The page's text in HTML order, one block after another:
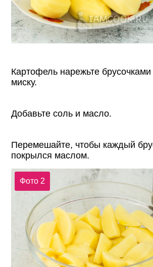
Картофель нарежьте
миску.
Добавьте соль и масло.
Перемешайте, чтобы каждый
покрылся маслом.
Фото 2